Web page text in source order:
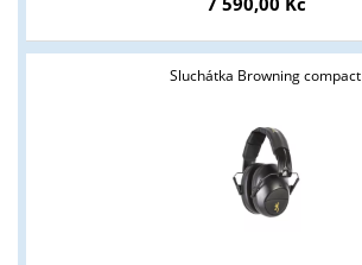
Sluchátka Browning compact